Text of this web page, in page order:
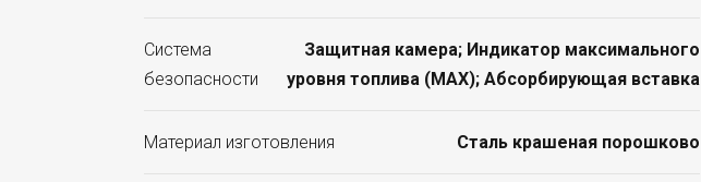
Система
безопасности
Защитная камера; Индикатор максимального
уровня топлива (MAX); Абсорбирующая вставка
Материал изготовления Сталь крашеная порошково